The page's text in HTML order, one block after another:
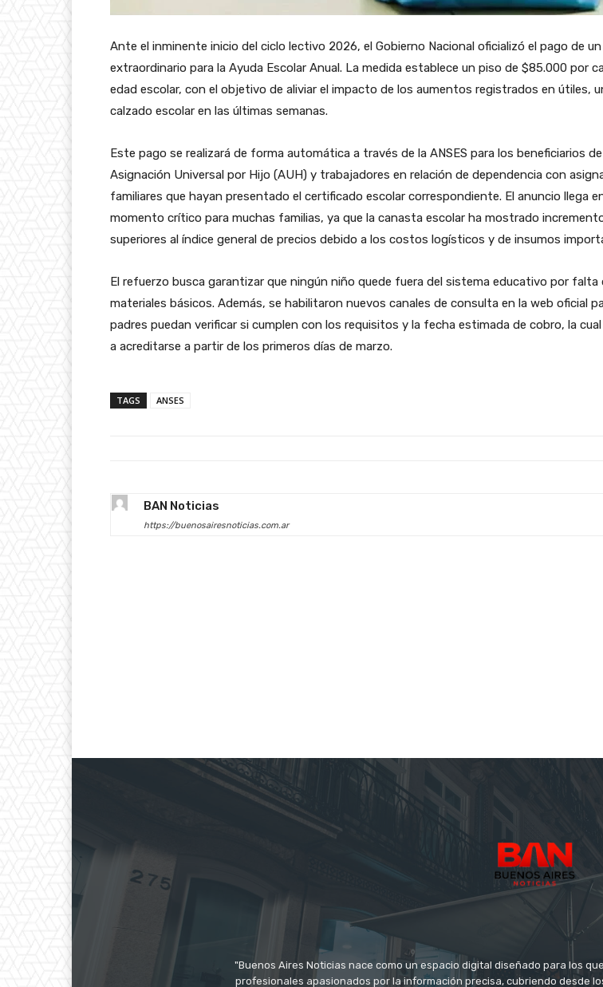
Ante el inminente inicio del ciclo lectivo 2026, el Gobierno Nacional oficializó el pago de
extraordinario para la Ayuda Escolar Anual. La medida establece un piso de $85.000 por
edad escolar, con el objetivo de aliviar el impacto de los aumentos registrados en útiles,
calzado escolar en las últimas semanas.
Este pago se realizará de forma automática a través de la ANSES para los beneficiarios
Asignación Universal por Hijo (AUH) y trabajadores en relación de dependencia con
familiares que hayan presentado el certificado escolar correspondiente. El anuncio llega
momento crítico para muchas familias, ya que la canasta escolar ha mostrado
superiores al índice general de precios debido a los costos logísticos y de insumos
El refuerzo busca garantizar que ningún niño quede fuera del sistema educativo por falta
materiales básicos. Además, se habilitaron nuevos canales de consulta en la web oficial
padres puedan verificar si cumplen con los requisitos y la fecha estimada de cobro, la
a acreditarse a partir de los primeros días de marzo.
TAGS ANSES
BAN Noticias
https://buenosairesnoticias.com.ar
"Buenos Aires Noticias nace como un espacio digital diseñado para los
profesionales apasionados por la información precisa, cubriendo desde